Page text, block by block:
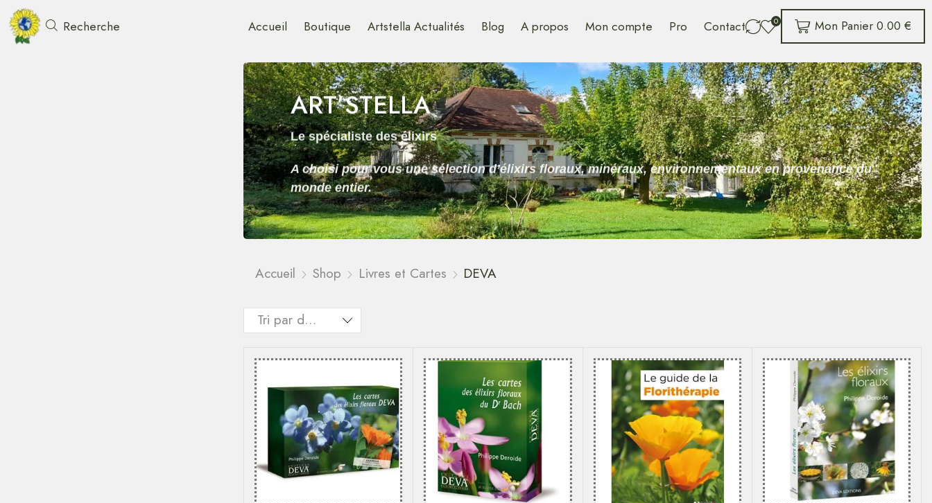
Recherche Accueil Boutique Artstella Actualités Blog A propos Mon compte Pro Contact 0 Mon Panier 0.00 €
ART’STELLA
Le spécialiste des élixirs
A choisi pour vous une sélection d’élixirs floraux, minéraux, environnementaux en provenance du
monde entier.
Accueil Shop Livres et Cartes DEVA